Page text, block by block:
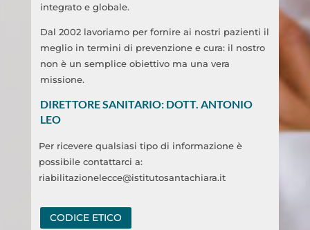
integrato e globale.
Dal 2002 lavoriamo per fornire ai nostri pazienti il
meglio in termini di prevenzione e cura: il nostro
non è un semplice obiettivo ma una vera
missione.
DIRETTORE SANITARIO: DOTT. ANTONIO
LEO
Per ricevere qualsiasi tipo di informazione è
possibile contattarci a:
riabilitazionelecce@istitutosantachiara.it
CODICE ETICO